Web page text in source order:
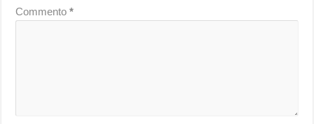
Commento*